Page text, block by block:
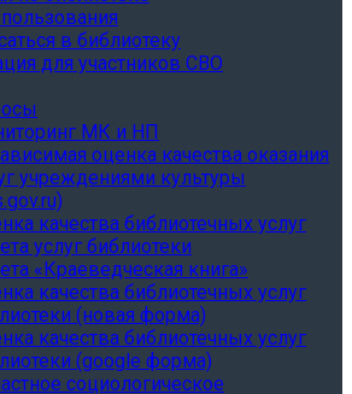
в библиотеку
для участников СВО
МК и НП
оценка качества оказания
учреждениями культуры
качества библиотечных услуг
услуг библиотеки
«Краеведческая книга»
качества библиотечных услуг
(новая форма)
качества библиотечных услуг
(google форма)
социологическое